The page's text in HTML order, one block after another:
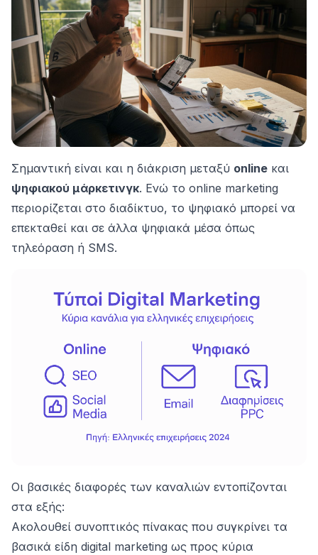
Σημαντική είναι και η διάκριση μεταξύ online και
ψηφιακού μάρκετινγκ. Ενώ το online marketing
περιορίζεται στο διαδίκτυο, το ψηφιακό μπορεί να
επεκταθεί και σε άλλα ψηφιακά μέσα όπως
τηλεόραση ή SMS.
Οι βασικές διαφορές των καναλιών εντοπίζονται
στα εξής:
Ακολουθεί συνοπτικός πίνακας που συγκρίνει τα
βασικά είδη digital marketing ως προς κύρια